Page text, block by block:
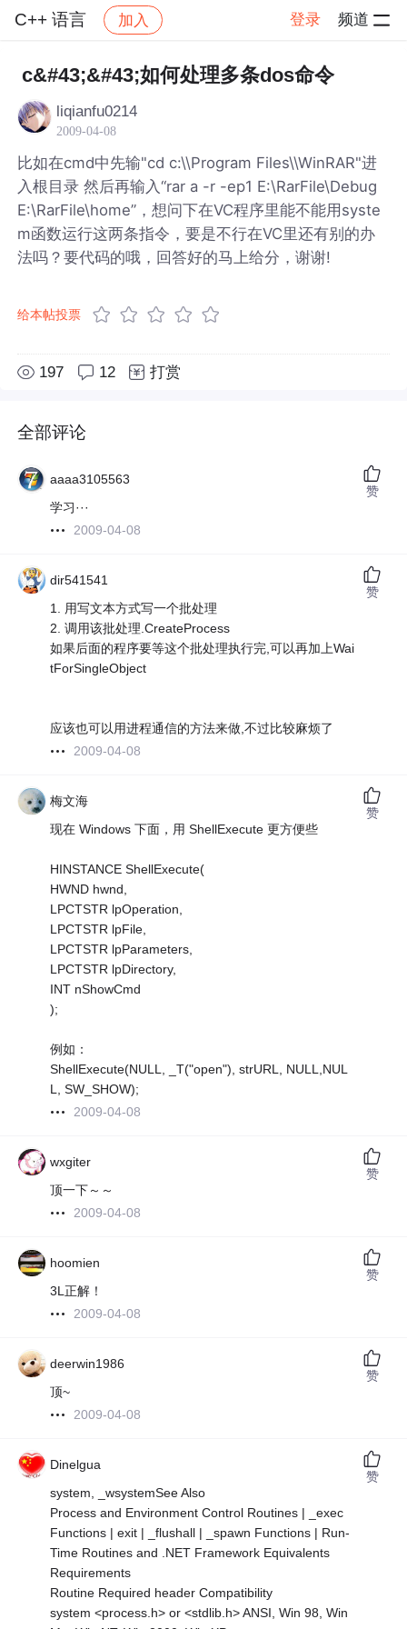
C++ 语言 加入 登录 频道
社区 C++ 语言 帖子详情
c&#43;&#43;如何处理多条dos命令
liqianfu0214
2009-04-08
比如在cmd中先输"cd c:\\Program Files\\WinRAR"进
入根目录 然后再输入“rar a -r -ep1 E:\RarFile\Debug
E:\RarFile\home”，想问下在VC程序里能不能用syste
m函数运行这两条指令，要是不行在VC里还有别的办
法吗？要代码的哦，回答好的马上给分，谢谢!
给本帖投票
197 12 打赏
全部评论
aaaa3105563
学习···
2009-04-08
赞
dir541541
1. 用写文本方式写一个批处理
2. 调用该批处理.CreateProcess
如果后面的程序要等这个批处理执行完,可以再加上Wai
tForSingleObject
应该也可以用进程通信的方法来做,不过比较麻烦了
2009-04-08
赞
梅文海
现在 Windows 下面，用 ShellExecute 更方便些
HINSTANCE ShellExecute(
HWND hwnd,
LPCTSTR lpOperation,
LPCTSTR lpFile,
LPCTSTR lpParameters,
LPCTSTR lpDirectory,
INT nShowCmd
);
例如：
ShellExecute(NULL, _T("open"), strURL, NULL,NUL
L, SW_SHOW);
2009-04-08
赞
wxgiter
顶一下～～
2009-04-08
赞
hoomien
3L正解！
2009-04-08
赞
deerwin1986
顶~
2009-04-08
赞
Dinelgua
system, _wsystemSee Also
Process and Environment Control Routines | _exec
Functions | exit | _flushall | _spawn Functions | Run-
Time Routines and .NET Framework Equivalents
Requirements
Routine Required header Compatibility
system <process.h> or <stdlib.h> ANSI, Win 98, Win
赞